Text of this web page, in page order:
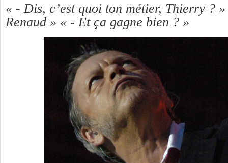
« - Dis, c’est quoi ton métier, Thierry ?
Renaud » « - Et ça gagne bien ? »